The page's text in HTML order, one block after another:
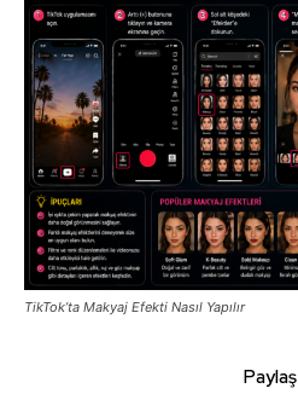
TikTok’ta Makyaj Efekti Nasıl Yapılır
Paylaş